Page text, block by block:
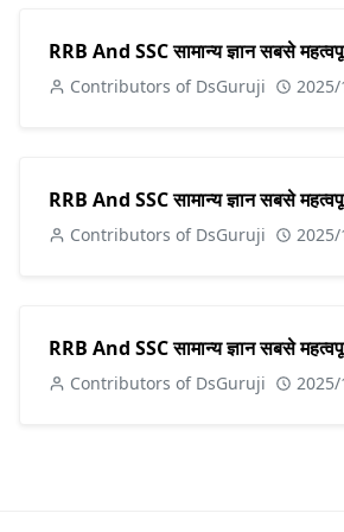
RRB And SSC सामान्य ज्ञान सबसे
Contributors of DsGuruji
RRB And SSC सामान्य ज्ञान सबसे
Contributors of DsGuruji
RRB And SSC सामान्य ज्ञान सबसे
Contributors of DsGuruji